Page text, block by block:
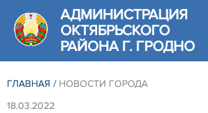
АДМИНИСТРАЦИЯ
ОКТЯБРЬСКОГО
РАЙОНА Г. ГРОДНО
ГЛАВНАЯ / НОВОСТИ ГОРОДА
18.03.2022